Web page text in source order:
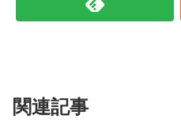
関連記事